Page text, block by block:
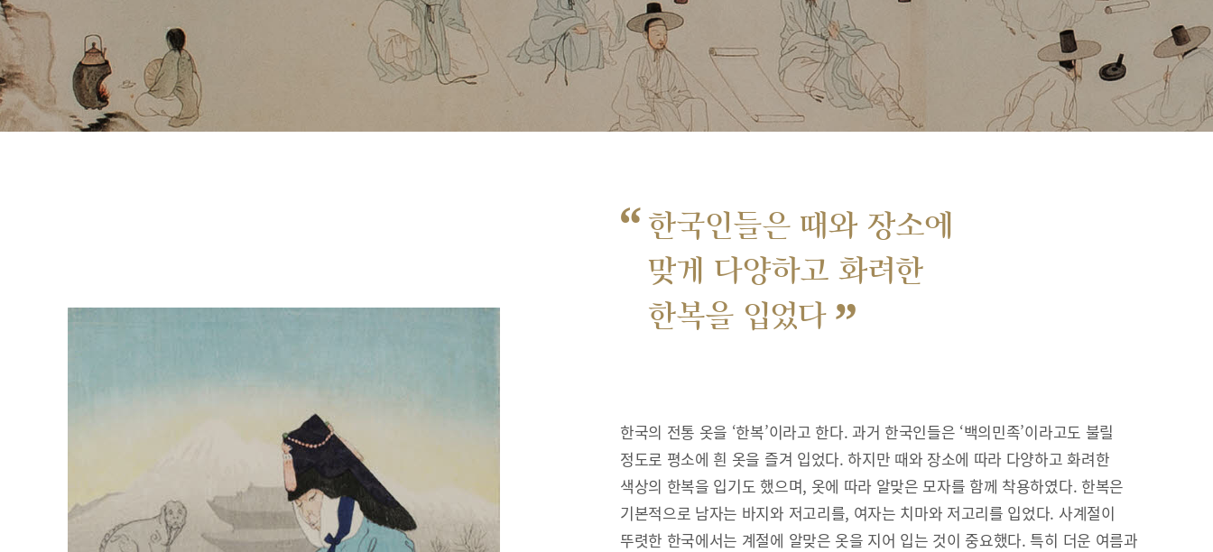
“ 한국인들은 때와 장소에
맞게 다양하고 화려한
한복을 입었다 ”
한국의 전통 옷을 ‘한복’이라고 한다. 과거 한국인들은 ‘백의민족’이라고도 불릴
정도로 평소에 흰 옷을 즐겨 입었다. 하지만 때와 장소에 따라 다양하고 화려한
색상의 한복을 입기도 했으며, 옷에 따라 알맞은 모자를 함께 착용하였다. 한복은
기본적으로 남자는 바지와 저고리를, 여자는 치마와 저고리를 입었다. 사계절이
뚜렷한 한국에서는 계절에 알맞은 옷을 지어 입는 것이 중요했다. 특히 더운 여름과